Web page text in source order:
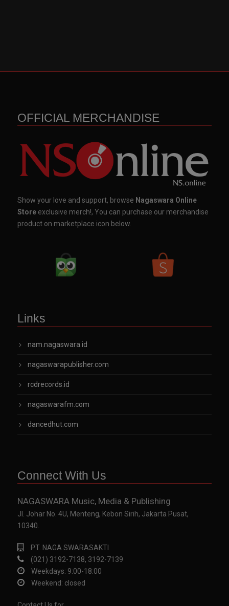
OFFICIAL MERCHANDISE
Show your love and support, browse Nagaswara Online
Store exclusive merch!, You can purchase our merchandise
product on marketplace icon below.
Links
nam.nagaswara.id
nagaswarapublisher.com
rcdrecords.id
nagaswarafm.com
dancedhut.com
Connect With Us
NAGASWARA Music, Media & Publishing
Jl. Johar No. 4U, Menteng, Kebon Sirih, Jakarta Pusat,
10340.
PT. NAGA SWARASAKTI
(021) 3192-7138, 3192-7139
Weekdays: 9:00-18:00
Weekend: closed